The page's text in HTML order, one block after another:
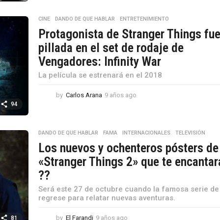
g
o
94
CINE ,DANDO DE QUE HABLAR ,ENTRETENIMIENTO
Protagonista de Stranger Things fue
pillada en el set de rodaje de
Vengadores: Infinity War
La película se estrenará en el 2018
by Carlos Arana 9 años ago
s
g
o
81
DANDO DE QUE HABLAR ,FAMA ,INTERNACIONALES ,TELEVISIÓN
Los nuevos y ochenteros pósters de
«Stranger Things 2» que te
??
Será este 27 de octubre cuando la famosa serie
regrese para relatar nuevas aventuras.
by El Farandi 9 años ago